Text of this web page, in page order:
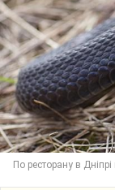
По ресторану в